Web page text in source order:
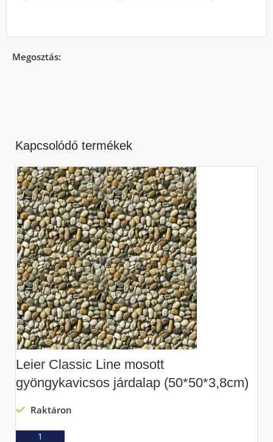
Megosztás:
Kapcsolódó termékek
Leier Classic Line mosott
gyöngykavicsos járdalap (50*50*3,8cm)
Raktáron